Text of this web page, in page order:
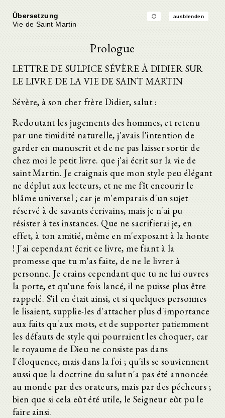
Übersetzung ausblenden
Vie de Saint Martin
Prologue
LETTRE DE SULPICE SÉVÈRE À DIDIER SUR
LE LIVRE DE LA VIE DE SAINT MARTIN
Sévère, à son cher frère Didier, salut :
Redoutant les jugements des hommes, et retenu
par une timidité naturelle, j'avais l'intention de
garder en manuscrit et de ne pas laisser sortir de
chez moi le petit livre. que j'ai écrit sur la vie de
saint Martin. Je craignais que mon style peu élégant
ne déplut aux lecteurs, et ne me fît encourir le
blâme universel ; car je m'emparais d'un sujet
réservé à de savants écrivains, mais je n'ai pu
résister à tes instances. Que ne sacrifierai je, en
effet, à ton amitié, même en m'exposant à la honte
! J'ai cependant écrit ce livre, me fiant à la
promesse que tu m'as faite, de ne le livrer à
personne. Je crains cependant que tu ne lui ouvres
la porte, et qu'une fois lancé, il ne puisse plus être
rappelé. S'il en était ainsi, et si quelques personnes
le lisaient, supplie-les d'attacher plus d'importance
aux faits qu'aux mots, et de supporter patiemment
les défauts de style qui pourraient les choquer, car
le royaume de Dieu ne consiste pas dans
l'éloquence, mais dans la foi ; qu'ils se souviennent
aussi que la doctrine du salut n'a pas été annoncée
au monde par des orateurs, mais par des pécheurs ;
bien que si cela eût été utile, le Seigneur eût pu le
faire ainsi.